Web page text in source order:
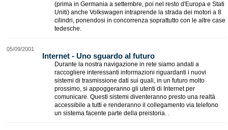
(prima in Germania a settembre, poi nel resto d'Europa e Stati
Uniti) anche Volkswagen intraprende la strada dei motori a 8
cilindri, ponendosi in concorrenza soprattutto con le altre case
tedesche.
05/09/2001
Internet - Uno sguardo al futuro
Durante la nostra navigazione in rete siamo andati a
raccogliere interessanti informazioni riguardanti i nuovi
sistemi di trasmissione dati sui quali, in un futuro molto
prossimo, si appoggeranno gli utenti di Internet per
comunicare. Questi sistemi diventeranno presto una realtà
accessibile a tutti e renderanno il collegamento via telefono
un sistema facente parte della preistoria. .